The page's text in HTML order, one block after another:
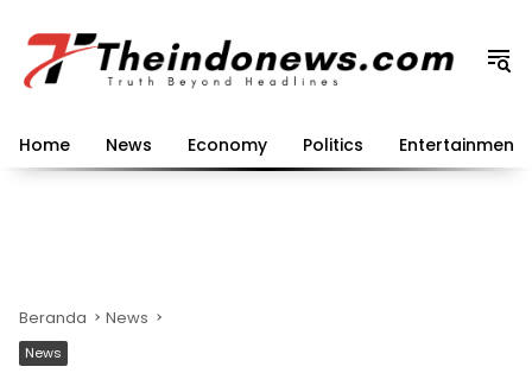
konten
Home News Economy Politics Entertainment
Beranda News
News